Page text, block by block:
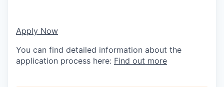
Apply Now
You can find detailed information about the
application process here: Find out more